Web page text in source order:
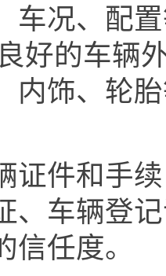
车况、配
好的车辆
内饰、轮
证件和手
、车辆登
任度。